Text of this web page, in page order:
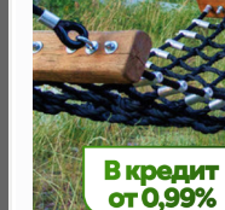
Минск,
метро